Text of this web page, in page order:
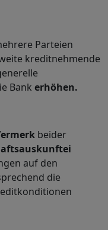
Parteien
kreditnehmende
Bank erhöhen.
beider
auf den
die